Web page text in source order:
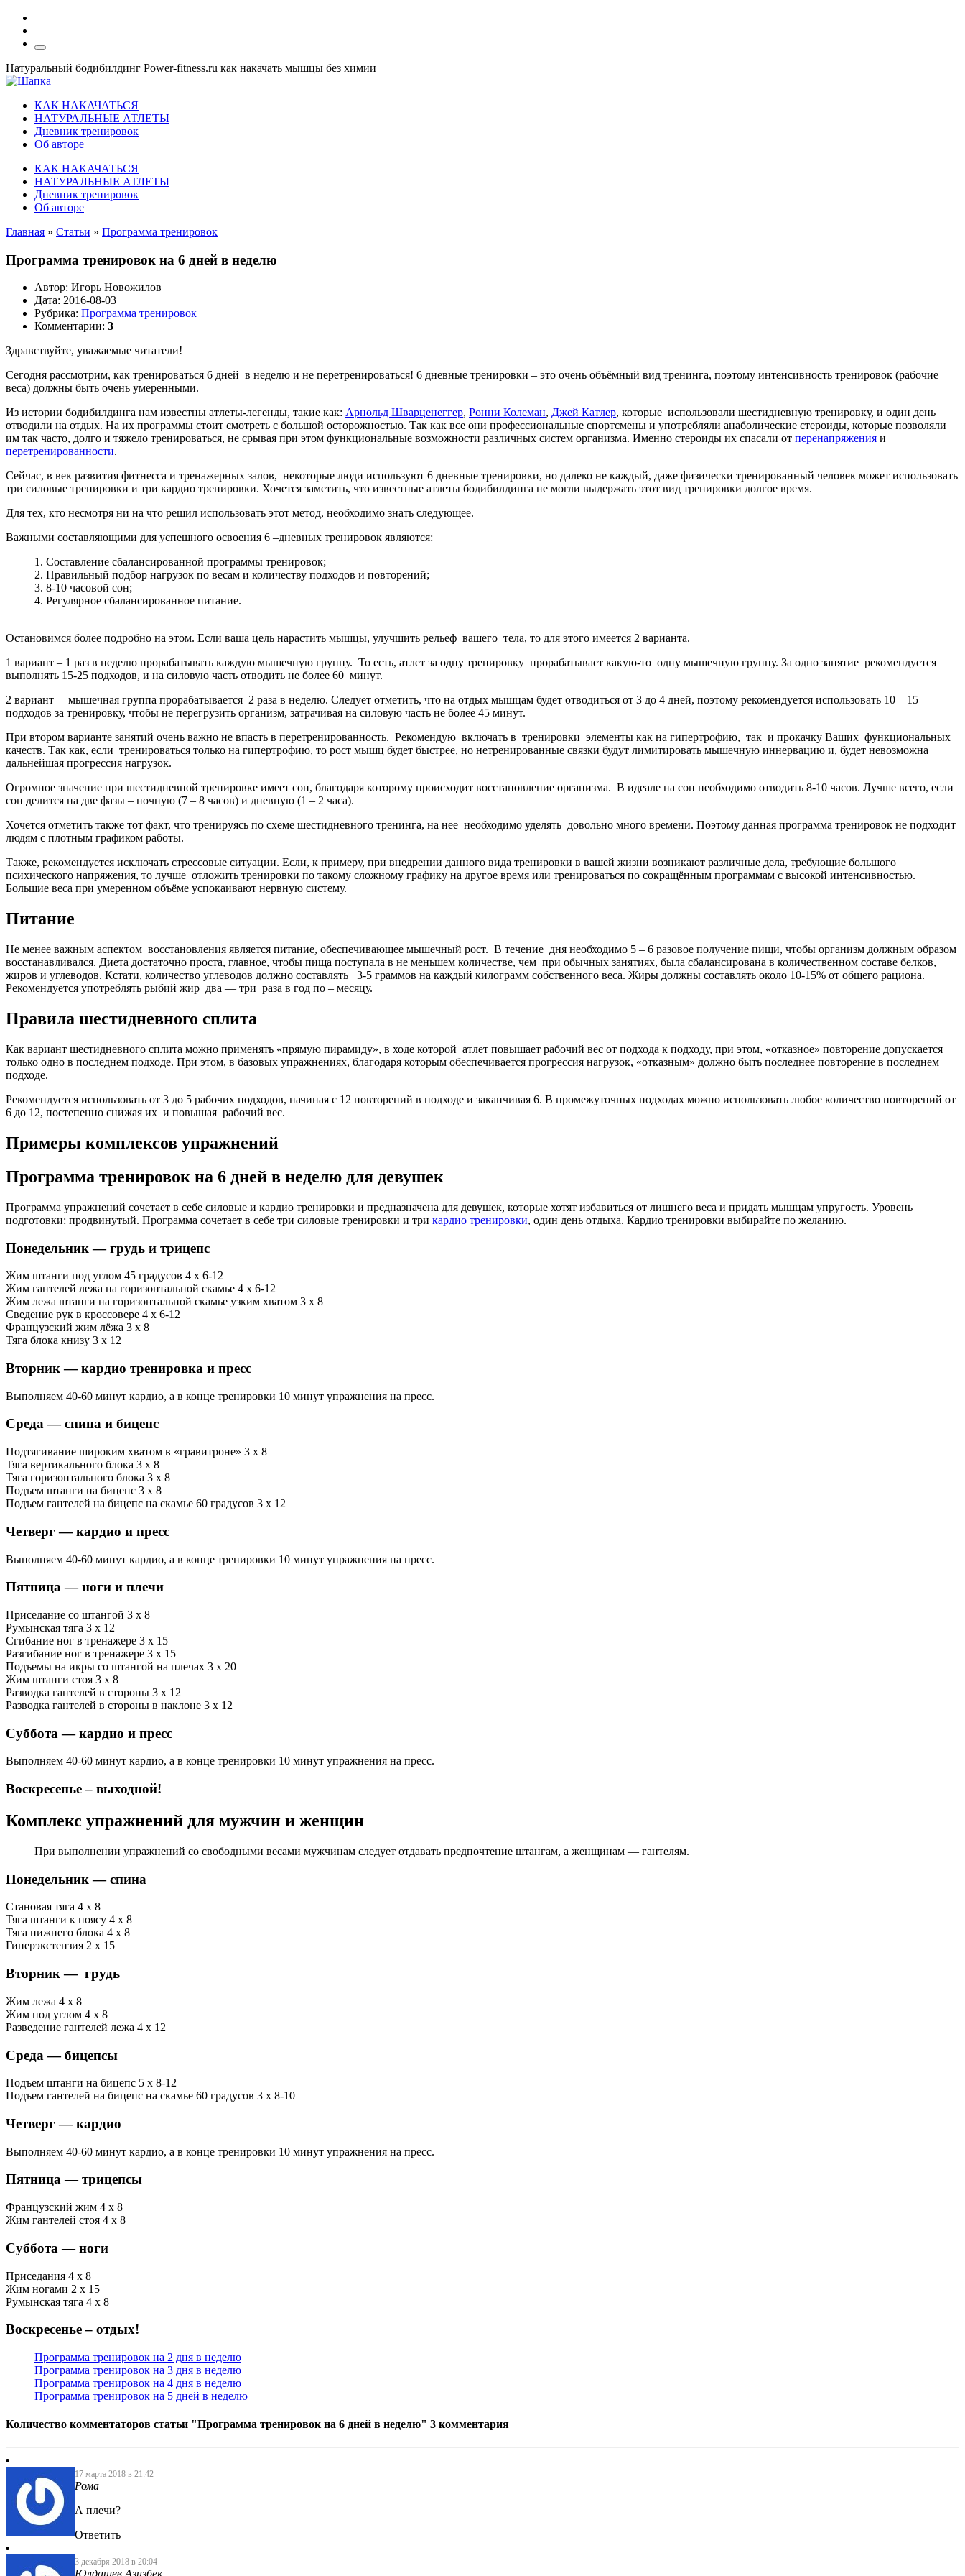
Натуральный бодибилдинг Power-fitness.ru как накачать мышцы без химии
КАК НАКАЧАТЬСЯ
НАТУРАЛЬНЫЕ АТЛЕТЫ
Дневник тренировок
Об авторе
КАК НАКАЧАТЬСЯ
НАТУРАЛЬНЫЕ АТЛЕТЫ
Дневник тренировок
Об авторе
Главная » Статьи » Программа тренировок
Программа тренировок на 6 дней в неделю
Автор: Игорь Новожилов
Дата: 2016-08-03
Рубрика: Программа тренировок
Комментарии: 3
Здравствуйте, уважаемые читатели!
Сегодня рассмотрим, как тренироваться 6 дней в неделю и не перетренироваться! 6 дневные тренировки – это очень объёмный вид тренинга, поэтому интенсивность тренировок (рабочие
веса) должны быть очень умеренными.
Из истории бодибилдинга нам известны атлеты-легенды, такие как: Арнольд Шварценеггер, Ронни Колеман, Джей Катлер, которые использовали шестидневную тренировку, и один день
отводили на отдых. На их программы стоит смотреть с большой осторожностью. Так как все они профессиональные спортсмены и употребляли анаболические стероиды, которые позволяли
им так часто, долго и тяжело тренироваться, не срывая при этом функциональные возможности различных систем организма. Именно стероиды их спасали от перенапряжения и
перетренированности.
Сейчас, в век развития фитнесса и тренажерных залов, некоторые люди используют 6 дневные тренировки, но далеко не каждый, даже физически тренированный человек может использовать
три силовые тренировки и три кардио тренировки. Хочется заметить, что известные атлеты бодибилдинга не могли выдержать этот вид тренировки долгое время.
Для тех, кто несмотря ни на что решил использовать этот метод, необходимо знать следующее.
Важными составляющими для успешного освоения 6 –дневных тренировок являются:
1. Составление сбалансированной программы тренировок;
2. Правильный подбор нагрузок по весам и количеству подходов и повторений;
3. 8-10 часовой сон;
4. Регулярное сбалансированное питание.
Остановимся более подробно на этом. Если ваша цель нарастить мышцы, улучшить рельеф вашего тела, то для этого имеется 2 варианта.
1 вариант – 1 раз в неделю прорабатывать каждую мышечную группу. То есть, атлет за одну тренировку прорабатывает какую-то одну мышечную группу. За одно занятие рекомендуется
выполнять 15-25 подходов, и на силовую часть отводить не более 60 минут.
2 вариант – мышечная группа прорабатывается 2 раза в неделю. Следует отметить, что на отдых мышцам будет отводиться от 3 до 4 дней, поэтому рекомендуется использовать 10 – 15
подходов за тренировку, чтобы не перегрузить организм, затрачивая на силовую часть не более 45 минут.
При втором варианте занятий очень важно не впасть в перетренированность. Рекомендую включать в тренировки элементы как на гипертрофию, так и прокачку Ваших функциональных
качеств. Так как, если тренироваться только на гипертрофию, то рост мышц будет быстрее, но нетренированные связки будут лимитировать мышечную иннервацию и, будет невозможна
дальнейшая прогрессия нагрузок.
Огромное значение при шестидневной тренировке имеет сон, благодаря которому происходит восстановление организма. В идеале на сон необходимо отводить 8-10 часов. Лучше всего, если
сон делится на две фазы – ночную (7 – 8 часов) и дневную (1 – 2 часа).
Хочется отметить также тот факт, что тренируясь по схеме шестидневного тренинга, на нее необходимо уделять довольно много времени. Поэтому данная программа тренировок не подходит
людям с плотным графиком работы.
Также, рекомендуется исключать стрессовые ситуации. Если, к примеру, при внедрении данного вида тренировки в вашей жизни возникают различные дела, требующие большого
психического напряжения, то лучше отложить тренировки по такому сложному графику на другое время или тренироваться по сокращённым программам с высокой интенсивностью.
Большие веса при умеренном объёме успокаивают нервную систему.
Питание
Не менее важным аспектом восстановления является питание, обеспечивающее мышечный рост. В течение дня необходимо 5 – 6 разовое получение пищи, чтобы организм должным образом
восстанавливался. Диета достаточно проста, главное, чтобы пища поступала в не меньшем количестве, чем при обычных занятиях, была сбалансирована в количественном составе белков,
жиров и углеводов. Кстати, количество углеводов должно составлять 3-5 граммов на каждый килограмм собственного веса. Жиры должны составлять около 10-15% от общего рациона.
Рекомендуется употреблять рыбий жир два — три раза в год по – месяцу.
Правила шестидневного сплита
Как вариант шестидневного сплита можно применять «прямую пирамиду», в ходе которой атлет повышает рабочий вес от подхода к подходу, при этом, «отказное» повторение допускается
только одно в последнем подходе. При этом, в базовых упражнениях, благодаря которым обеспечивается прогрессия нагрузок, «отказным» должно быть последнее повторение в последнем
подходе.
Рекомендуется использовать от 3 до 5 рабочих подходов, начиная с 12 повторений в подходе и заканчивая 6. В промежуточных подходах можно использовать любое количество повторений от
6 до 12, постепенно снижая их и повышая рабочий вес.
Примеры комплексов упражнений
Программа тренировок на 6 дней в неделю для девушек
Программа упражнений сочетает в себе силовые и кардио тренировки и предназначена для девушек, которые хотят избавиться от лишнего веса и придать мышцам упругость. Уровень
подготовки: продвинутый. Программа сочетает в себе три силовые тренировки и три кардио тренировки, один день отдыха. Кардио тренировки выбирайте по желанию.
Понедельник — грудь и трицепс
Жим штанги под углом 45 градусов 4 х 6-12
Жим гантелей лежа на горизонтальной скамье 4 х 6-12
Жим лежа штанги на горизонтальной скамье узким хватом 3 х 8
Сведение рук в кроссовере 4 х 6-12
Французский жим лёжа 3 х 8
Тяга блока книзу 3 х 12
Вторник — кардио тренировка и пресс
Выполняем 40-60 минут кардио, а в конце тренировки 10 минут упражнения на пресс.
Среда — спина и бицепс
Подтягивание широким хватом в «гравитроне» 3 х 8
Тяга вертикального блока 3 х 8
Тяга горизонтального блока 3 х 8
Подъем штанги на бицепс 3 х 8
Подъем гантелей на бицепс на скамье 60 градусов 3 х 12
Четверг — кардио и пресс
Выполняем 40-60 минут кардио, а в конце тренировки 10 минут упражнения на пресс.
Пятница — ноги и плечи
Приседание со штангой 3 х 8
Румынская тяга 3 х 12
Сгибание ног в тренажере 3 х 15
Разгибание ног в тренажере 3 х 15
Подъемы на икры со штангой на плечах 3 х 20
Жим штанги стоя 3 х 8
Разводка гантелей в стороны 3 х 12
Разводка гантелей в стороны в наклоне 3 х 12
Суббота — кардио и пресс
Выполняем 40-60 минут кардио, а в конце тренировки 10 минут упражнения на пресс.
Воскресенье – выходной!
Комплекс упражнений для мужчин и женщин
При выполнении упражнений со свободными весами мужчинам следует отдавать предпочтение штангам, а женщинам — гантелям.
Понедельник — спина
Становая тяга 4 х 8
Тяга штанги к поясу 4 х 8
Тяга нижнего блока 4 х 8
Гиперэкстензия 2 х 15
Вторник — грудь
Жим лежа 4 х 8
Жим под углом 4 х 8
Разведение гантелей лежа 4 х 12
Среда — бицепсы
Подъем штанги на бицепс 5 х 8-12
Подъем гантелей на бицепс на скамье 60 градусов 3 х 8-10
Четверг — кардио
Выполняем 40-60 минут кардио, а в конце тренировки 10 минут упражнения на пресс.
Пятница — трицепсы
Французский жим 4 х 8
Жим гантелей стоя 4 х 8
Суббота — ноги
Приседания 4 х 8
Жим ногами 2 х 15
Румынская тяга 4 х 8
Воскресенье – отдых!
Программа тренировок на 2 дня в неделю
Программа тренировок на 3 дня в неделю
Программа тренировок на 4 дня в неделю
Программа тренировок на 5 дней в неделю
Количество комментаторов статьи "Программа тренировок на 6 дней в неделю" 3 комментария
17 марта 2018 в 21:42
Рома
А плечи?
Ответить
3 декабря 2018 в 20:04
Юлдашев Азизбек